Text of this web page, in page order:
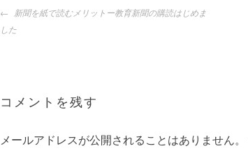
投
稿
ー
シ
ョ
ン
新聞を紙で読むメリットー教育新聞の購読はじめま
した
コメントを残す
メールアドレスが公開されることはありません。